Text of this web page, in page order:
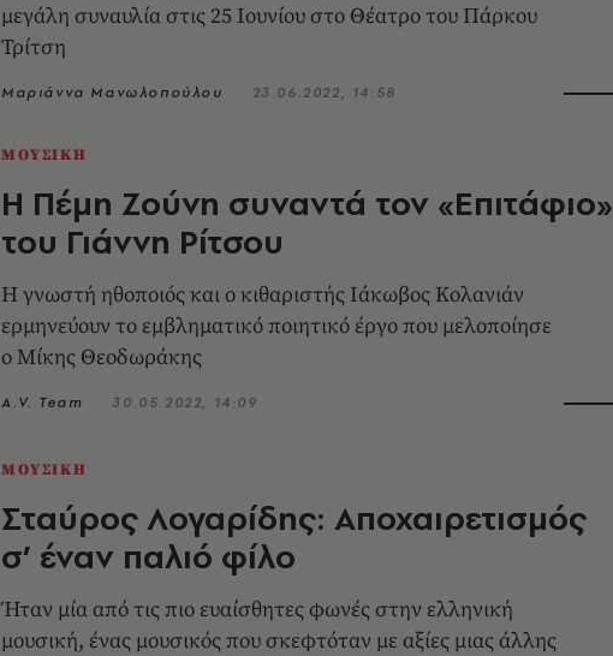
μεγάλη συναυλία στις 25 Ιουνίου στο Θέατρο του Πάρκου
Τρίτση
Μαριάννα Μανωλοπούλου 23.06.2022, 14:58
ΜΟΥΣΙΚΗ
Η Πέμη Ζούνη συναντά τον «Επιτάφιο»
του Γιάννη Ρίτσου
Η γνωστή ηθοποιός και ο κιθαριστής Ιάκωβος Κολανιάν
ερμηνεύουν το εμβληματικό ποιητικό έργο που μελοποίησε
ο Μίκης Θεοδωράκης
A.V. Team 30.05.2022, 14:09
ΜΟΥΣΙΚΗ
Σταύρος Λογαρίδης: Αποχαιρετισμός
σ’ έναν παλιό φίλο
Ήταν μία από τις πιο ευαίσθητες φωνές στην ελληνική
μουσική, ένας μουσικός που σκεφτόταν με αξίες μιας άλλης